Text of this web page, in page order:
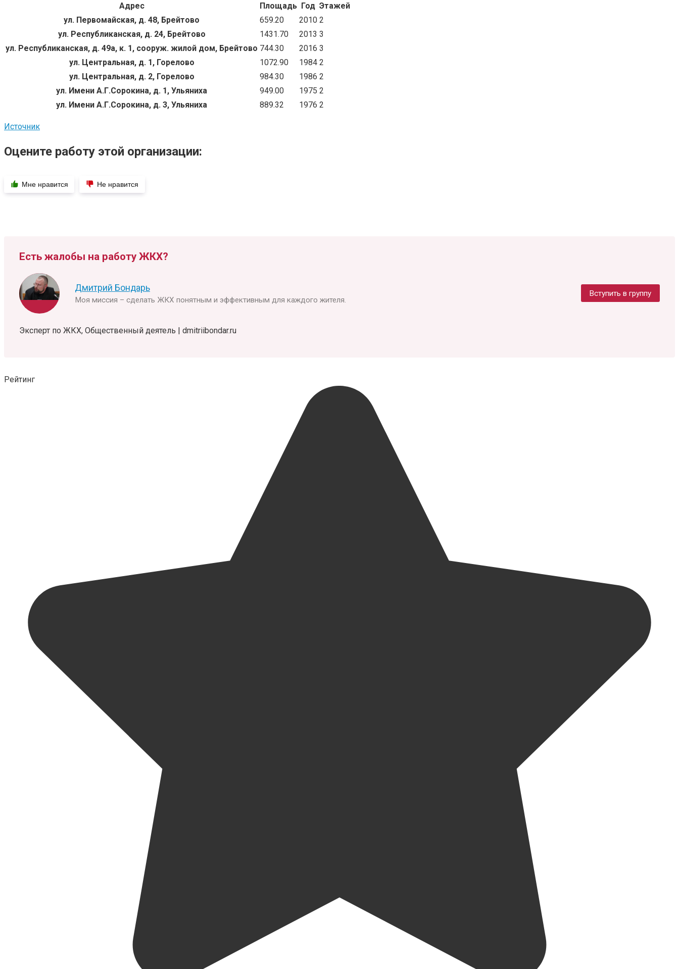
Адрес Площадь Год Этажей
ул. Первомайская, д. 48, Брейтово
659.20 2010 2
ул. Республиканская, д. 24, Брейтово
1431.70 2013 3
ул. Республиканская, д. 49а, к. 1, сооруж. жилой дом, Брейтово 744.30 2016 3
ул. Центральная, д. 1, Горелово
1072.90 1984 2
ул. Центральная, д. 2, Горелово
984.30 1986 2
ул. Имени А.Г.Сорокина, д. 1, Ульяниха
949.00 1975 2
ул. Имени А.Г.Сорокина, д. 3, Ульяниха
889.32 1976 2
Источник
Оцените работу этой организации:
Мне нравится Не нравится
Есть жалобы на работу ЖКХ?
Дмитрий Бондарь
Моя миссия – сделать ЖКХ понятным и эффективным для каждого жителя.
Вступить в группу
Эксперт по ЖКХ, Общественный деятель | dmitriibondar.ru
Рейтинг